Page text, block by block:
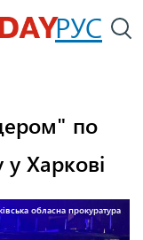
РУС
по
Харкові
обласна прокуратура